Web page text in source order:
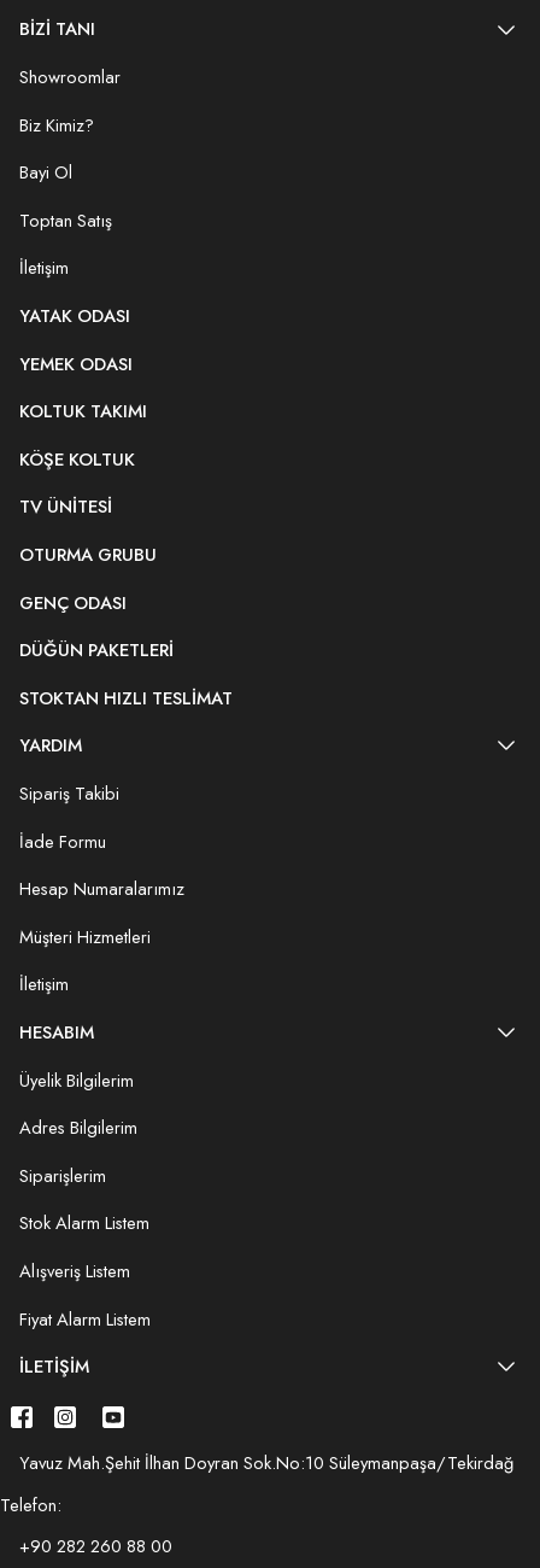
BİZİ TANI
Showroomlar
Biz Kimiz?
Bayi Ol
Toptan Satış
İletişim
YATAK ODASI
YEMEK ODASI
KOLTUK TAKIMI
KÖŞE KOLTUK
TV ÜNITESI
OTURMA GRUBU
GENÇ ODASI
DÜĞÜN PAKETLERI
STOKTAN HIZLI TESLIMAT
YARDIM
Sipariş Takibi
İade Formu
Hesap Numaralarımız
Müşteri Hizmetleri
İletişim
HESABIM
Üyelik Bilgilerim
Adres Bilgilerim
Siparişlerim
Stok Alarm Listem
Alışveriş Listem
Fiyat Alarm Listem
İLETIŞIM
Yavuz Mah.Şehit İlhan Doyran Sok.No:10 Süleymanpaşa/Tekirdağ
Telefon:
+90 282 260 88 00